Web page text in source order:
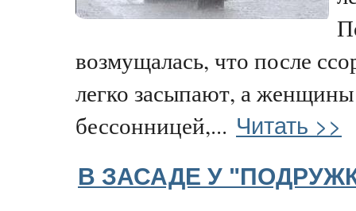
возмущалась, что после
легко засыпают, а
бессонницей,... Читать >>
В ЗАСАДЕ У